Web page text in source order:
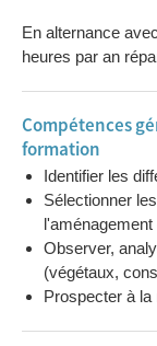
professionnelle
En alternance
heures par an
Compétences
formation
Identifier les
Sélectionner
Observer,
(végétaux,
Prospecter à la